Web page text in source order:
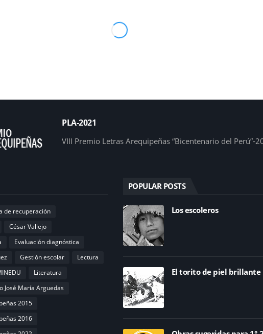
PLA-2021
VIII Premio Letras Arequipeñas “Bicentenario del Perú”-
de recuperación
César Vallejo
Evaluación diagnóstica
Gestión escolar
Lectura
Literatura
José María Arguedas
2015
2016
POPULAR POSTS
Los escoleros
El torito de piel brillante